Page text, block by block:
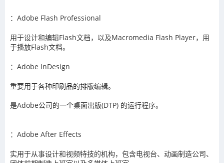
：Adobe Flash Professional
用于设计和编辑Flash文档，以及Macromedia Flash Player，用
于播放Flash文档。
：Adobe InDesign
重要用于各种印刷品的排版编辑。
是Adobe公司的一个桌面出版(DTP) 的运行程序。
：Adobe After Effects
实用于从事设计和视频特技的机构，包含电视台、动画制造公司、